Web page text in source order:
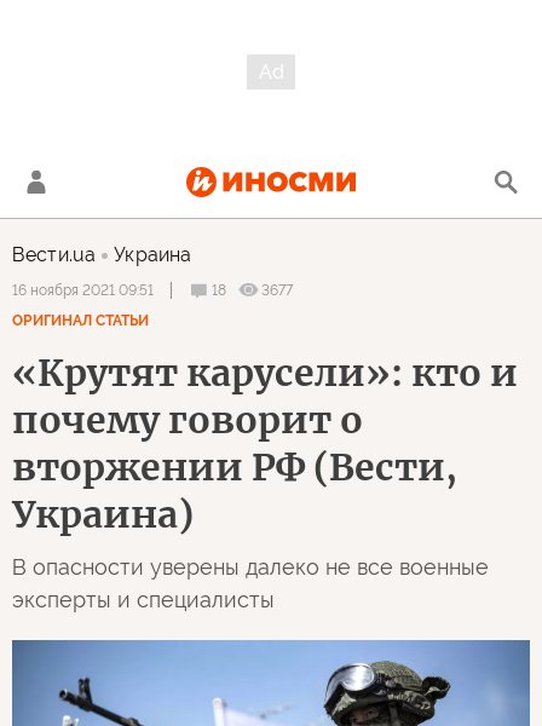
Вести.ua Украина
16 ноября 2021 09:51 18
3677
ОРИГИНАЛ СТАТЬИ
«Крутят карусели»: кто и
почему говорит о
вторжении РФ (Вести,
Украина)
В опасности уверены далеко не все военные
эксперты и специалисты